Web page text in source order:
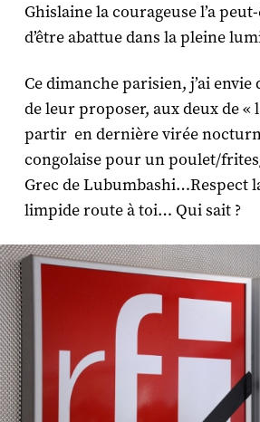
Ghislaine la courageuse l’a
d’être abattue dans la pleine
Ce dimanche parisien, j’ai
de leur proposer, aux deux de «
partir en dernière virée
congolaise pour un poulet/
Grec de Lubumbashi…Respect
limpide route à toi… Qui sait ?